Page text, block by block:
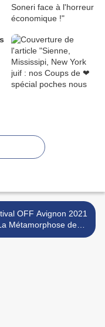
OFF Avignon 2021
Métamorphose des
: le seul en scène